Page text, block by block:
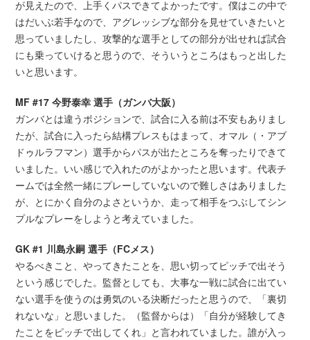
が見えたので、上手くパスできてよかったです。僕はこの中で
はだいぶ若手なので、アグレッシブな部分を見せていきたいと
思っていましたし、攻撃的な選手としての部分が出せれば試合
にも乗っていけると思うので、そういうところはもっと出した
いと思います。
MF #17 今野泰幸 選手（ガンバ大阪）
ガンバとは違うポジションで、試合に入る前は不安もありまし
たが、試合に入ったら結構プレスもはまって、オマル（・アブ
ドゥルラフマン）選手からパスが出たところを奪ったりできて
いました。いい感じで入れたのがよかったと思います。代表チ
ームでは全然一緒にプレーしていないので難しさはありました
が、とにかく自分のよさというか、走って相手をつぶしてシン
プルなプレーをしようと考えていました。
GK #1 川島永嗣 選手（FCメス）
やるべきこと、やってきたことを、思い切ってピッチで出そう
という感じでした。監督としても、大事な一戦に試合に出てい
ない選手を使うのは勇気のいる決断だったと思うので、「裏切
れないな」と思いました。（監督からは）「自分が経験してき
たことをピッチで出してくれ」と言われていました。誰が入っ